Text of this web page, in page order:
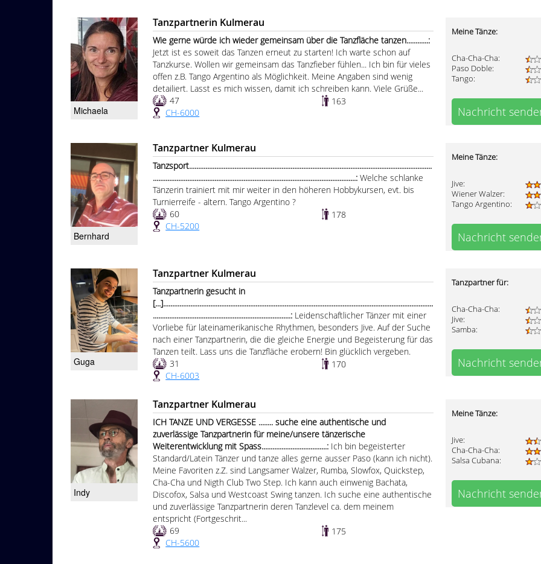
Michaela
Tanzpartnerin Kulmerau
Wie gerne würde ich wieder gemeinsam über die Tanzfläche tanzen............:
Jetzt ist es soweit das Tanzen erneut zu starten! Ich warte schon auf
Tanzkurse. Wollen wir gemeinsam das Tanzfieber fühlen... Ich bin für vieles
offen z.B. Tango Argentino als Möglichkeit. Meine Angaben sind wenig
detailiert. Lasst es mich wissen, damit ich schreiben kann. Viele Grüße...
47
163
CH-6000
Meine Tänze:
Cha-Cha-Cha:
Paso Doble:
Tango:
Nachricht
Bernhard
Tanzpartner Kulmerau
Tanzsport......................................................................................................................................
................................................................................................................:Welche schlanke
Tänzerin trainiert mit mir weiter in den höheren Hobbykursen, evt. bis
Turnierreife - altern. Tango Argentino ?
60
178
CH-5200
Meine Tänze:
Jive:
Wiener Walzer:
Tango Argentino:
Nachricht
Guga
Tanzpartner Kulmerau
Tanzpartnerin gesucht in
[...].....................................................................................................................................................
............................................................................: Leidenschaftlicher Tänzer mit einer
Vorliebe für lateinamerikanische Rhythmen, besonders Jive. Auf der Suche
nach einer Tanzpartnerin, die die gleiche Energie und Begeisterung für das
Tanzen teilt. Lass uns die Tanzfläche erobern! Bin glücklich vergeben.
31
170
CH-6003
Tanzpartner für:
Cha-Cha-Cha:
Jive:
Samba:
Nachricht
Indy
Tanzpartner Kulmerau
ICH TANZE UND VERGESSE ........ suche eine authentische und
zuverlässige Tanzpartnerin für meine/unsere tänzerische
Weiterentwicklung mit Spass....................................: Ich bin begeisterter
Standard/Latein Tänzer und tanze alles gerne ausser Paso (kann ich nicht).
Meine Favoriten z.Z. sind Langsamer Walzer, Rumba, Slowfox, Quickstep,
Cha-Cha und Nigth Club Two Step. Ich kann auch einwenig Bachata,
Discofox, Salsa und Westcoast Swing tanzen. Ich suche eine authentische
und zuverlässige Tanzpartnerin deren Tanzlevel ca. dem meinem
entspricht (Fortgeschrit...
69
175
CH-5600
Meine Tänze:
Jive:
Cha-Cha-Cha:
Salsa Cubana:
Nachricht